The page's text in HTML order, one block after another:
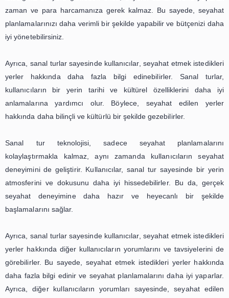
devrim yaratmıştır. Gelişen teknoloji ile birlikte, artık
farklı yerleri ziyaret etmeden önce sanal olarak
kullanıcıların seyahat deneyimini geliştirmek için
araçtır.
Sanal turlar, kullanıcıların bir yer hakkında daha
Kullanıcılar, sanal tur sayesinde bir yerin sokaklarında
tarihi yapıları gezebilir ve hatta restoranların içine girip
inceleyebilirler. Bu sayede, seyahat etmek istedikleri yer
daha gerçekçi bir fikir edinirler ve seyahat
Sanal turların en büyük avantajlarından biri,
ve maliyet açısından tasarruf etmeleridir. Artık
istediğiniz bir yere gitmeden önce, o yerin sanal
zaman ve para harcamanıza gerek kalmaz. Bu